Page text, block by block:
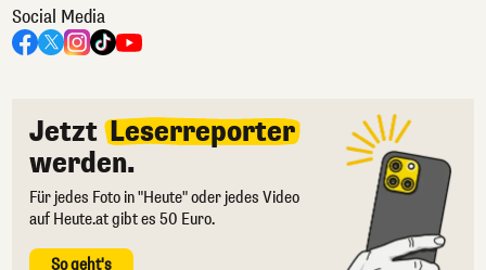
Social Media
Jetzt Leserreporter
werden.
Für jedes Foto in "Heute" oder jedes Video
auf Heute.at gibt es 50 Euro.
So geht's